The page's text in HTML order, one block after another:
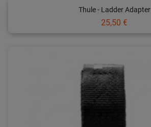
Thule - Ladder Adapter
Prix
25,50 €